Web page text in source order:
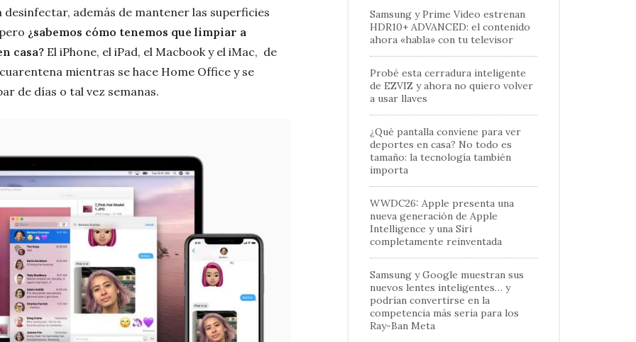
además de mantener las superficies
¿sabemos cómo tenemos que limpiar a
casa? El iPhone, el iPad, el Macbook y el iMac, de
mientras se hace Home Office y se
de días o tal vez semanas.
Samsung y Prime Video estrenan
HDR10+ ADVANCED: el contenido
ahora «habla» con tu televisor
Probé esta cerradura inteligente
de EZVIZ y ahora no quiero volver
a usar llaves
¿Qué pantalla conviene para ver
deportes en casa? No todo es
tamaño: la tecnología también
importa
WWDC26: Apple presenta una
nueva generación de Apple
Intelligence y una Siri
completamente reinventada
Samsung y Google muestran sus
nuevos lentes inteligentes… y
podrían convertirse en la
competencia más seria para los
Ray-Ban Meta